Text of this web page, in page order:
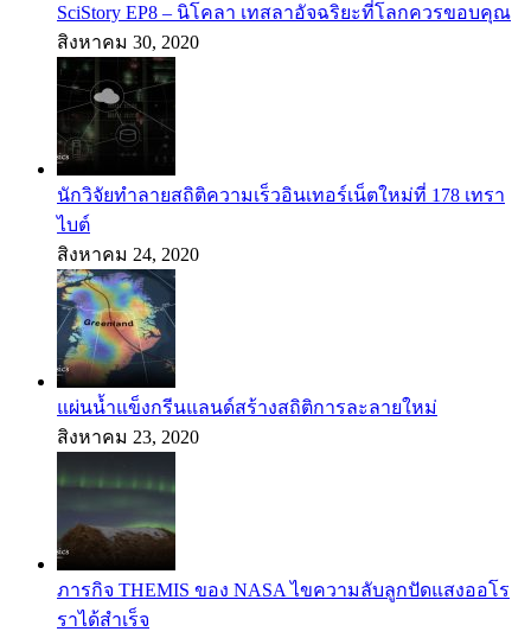
SciStory EP8 – นิโคลา เทสลาอัจฉริยะที่โลกควรขอบคุณ
สิงหาคม 30, 2020
นักวิจัยทำลายสถิติความเร็วอินเทอร์เน็ตใหม่ที่ 178 เทรา
ไบต์
สิงหาคม 24, 2020
แผ่นน้ำแข็งกรีนแลนด์สร้างสถิติการละลายใหม่
สิงหาคม 23, 2020
ภารกิจ THEMIS ของ NASA ไขความลับลูกปัดแสงออโร
ราได้สำเร็จ